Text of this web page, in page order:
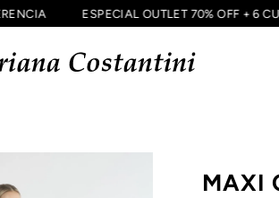
ESPECIAL OUTLET 70% OFF +
MAXI